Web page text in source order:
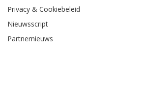
Privacy & Cookiebeleid
Nieuwsscript
Partnernieuws